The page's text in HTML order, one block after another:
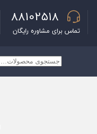
88102518
تماس برای مشاوره رایگان
جستجو
برای: